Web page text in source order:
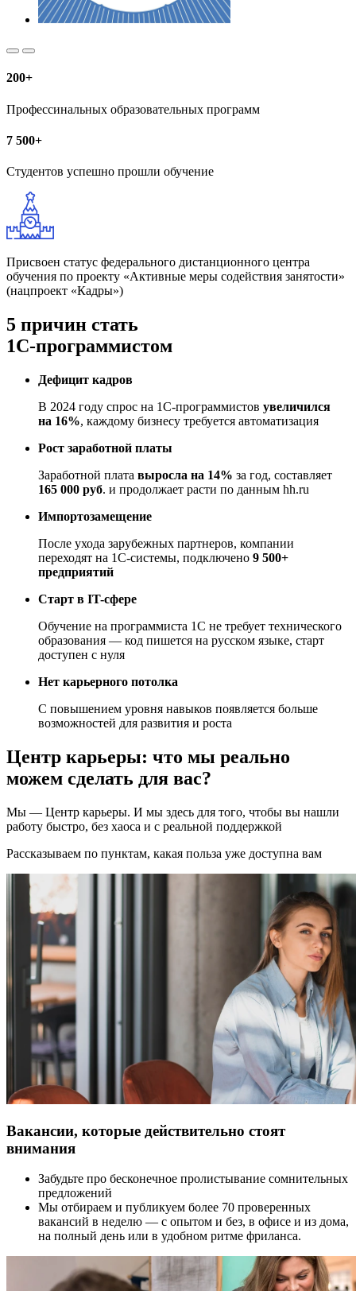
200+
Профессинальных образовательных программ
7 500+
Студентов успешно прошли обучение
Присвоен статус федерального дистанционного центра
обучения по проекту «Активные меры содействия занятости»
(нацпроект «Кадры»)
5 причин стать
1С-программистом
Дефицит кадров
В 2024 году спрос на 1С-программистов увеличился
на 16%, каждому бизнесу требуется автоматизация
Рост заработной платы
Заработной плата выросла на 14% за год, составляет
165 000 руб. и продолжает расти по данным hh.ru
Импортозамещение
После ухода зарубежных партнеров, компании
переходят на 1С-системы, подключено 9 500+
предприятий
Старт в IT-сфере
Обучение на программиста 1С не требует технического
образования — код пишется на русском языке, старт
доступен с нуля
Нет карьерного потолка
С повышением уровня навыков появляется больше
возможностей для развития и роста
Центр карьеры: что мы реально
можем сделать для вас?
Мы — Центр карьеры. И мы здесь для того, чтобы вы нашли
работу быстро, без хаоса и с реальной поддержкой
Рассказываем по пунктам, какая польза уже доступна вам
Вакансии, которые действительно стоят
внимания
Забудьте про бесконечное пролистывание сомнительных
предложений
Мы отбираем и публикуем более 70 проверенных
вакансий в неделю — с опытом и без, в офисе и из дома,
на полный день или в удобном ритме фриланса.